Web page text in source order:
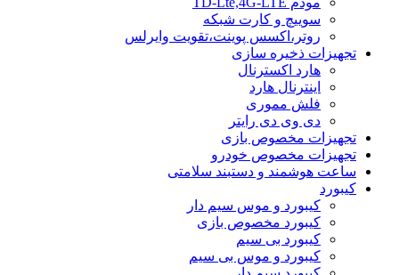
سوییچ و کارت شبکه
روتر،اکسس پوینت،تقویت وایرلس
تجهیزات ذخیره سازی
هارد اکسترنال
اینترنال هارد
فلش مموری
دی وی دی رایتر
تجهیزات مخصوص بازی
تجهیزات مخصوص خودرو
ساعت هوشمند و دستبند سلامتی
کیبورد
کیبورد و موس سیم دار
کیبورد مخصوص بازی
کیبورد بی سیم
کیبورد و موس بی سیم